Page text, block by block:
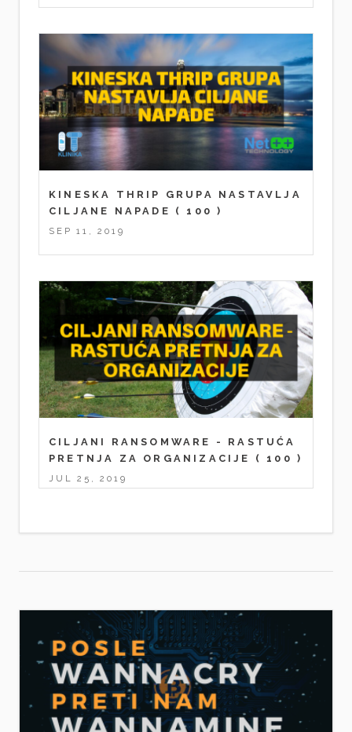
KINESKA THRIP GRUPA NASTAVLJA
CILJANE NAPADE
( 100 )
SEP 11, 2019
CILJANI RANSOMWARE - RASTUĆA
PRETNJA ZA ORGANIZACIJE
( 100 )
JUL 25, 2019